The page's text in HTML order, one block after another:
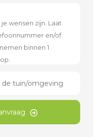
de tuin/omgeving